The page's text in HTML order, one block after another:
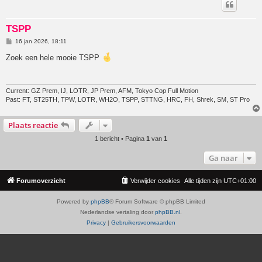
TSPP
B
i
16 jan 2026, 18:11
Zoek een hele mooie TSPP
Current: GZ Prem, IJ, LOTR, JP Prem, AFM, Tokyo Cop Full Motion
Past: FT, ST25TH, TPW, LOTR, WH2O, TSPP, STTNG, HRC, FH, Shrek, SM, ST Pro
Plaats reactie
1 bericht • Pagina 1 van 1
Ga naar
Forumoverzicht Alle tijden zijn UTC+01:00
Verwijder cookies
Powered by phpBB® Forum Software © phpBB Limited
Nederlandse vertaling door phpBB.nl
Privacy | Gebruikersvoorwaarden